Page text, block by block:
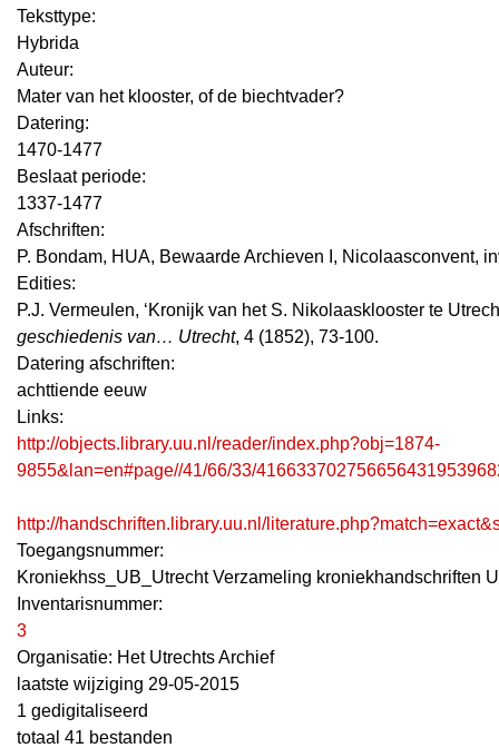
Teksttype:
Hybrida
Auteur:
Mater van het klooster, of de biechtvader?
Datering:
1470-1477
Beslaat periode:
1337-1477
Afschriften:
P. Bondam, HUA, Bewaarde Archieven I, Nicolaasconvent,
Edities:
P.J. Vermeulen, ‘Kronijk van het S. Nikolaasklooster te
geschiedenis van… Utrecht, 4 (1852), 73-100.
Datering afschriften:
achttiende eeuw
Links:
http://objects.library.uu.nl/reader/index.php?obj=1874-
9855&lan=en#page//41/66/33/
http://handschriften.library.uu.nl/
Toegangsnummer:
Kroniekhss_UB_Utrecht Verzameling kroniekhandschriften
Inventarisnummer:
3
Organisatie: Het Utrechts Archief
laatste wijziging 29-05-2015
1 gedigitaliseerd
totaal 41 bestanden